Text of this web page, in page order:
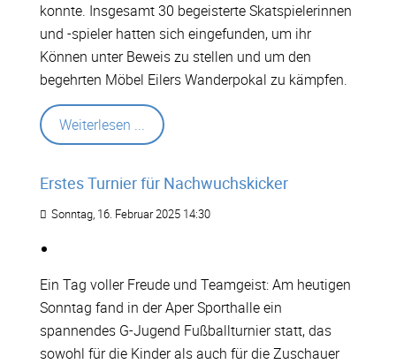
konnte. Insgesamt 30 begeisterte Skatspielerinnen
und -spieler hatten sich eingefunden, um ihr
Können unter Beweis zu stellen und um den
begehrten Möbel Eilers Wanderpokal zu kämpfen.
Weiterlesen ...
Erstes Turnier für Nachwuchskicker
Sonntag, 16. Februar 2025 14:30
Ein Tag voller Freude und Teamgeist: Am heutigen
Sonntag fand in der Aper Sporthalle ein
spannendes G-Jugend Fußballturnier statt, das
sowohl für die Kinder als auch für die Zuschauer